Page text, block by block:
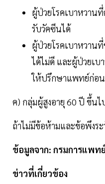
ผู้ป่วยโรคเบาหวาน
รับวัคซีนได้
ผู้ป่วยโรคเบาหวาน
ได้ไม่ดี และผู้ป่วยเ
ให้ปรึกษาแพทย์ก่อ
ค) กลุ่มผู้สูงอายุ 60 ปี ขึ้นไ
ถ้าไม่มีข้อห้ามและข้อพึงร
ข้อมูลจาก: กรมการแพท
ข่าวที่เกี่ยวข้อง